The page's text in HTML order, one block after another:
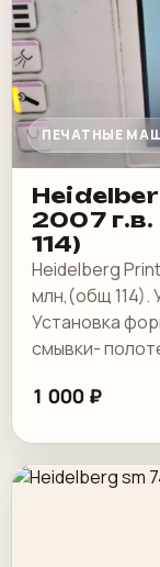
ПЕЧАТНЫЕ
2007
114)
Heidelberg
млн,(общ 114).
Установка
смывки-
выносной
1 000 ₽